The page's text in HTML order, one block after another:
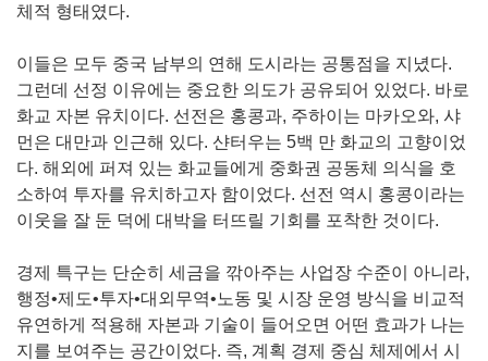
체적 형태였다.
이들은 모두 중국 남부의 연해 도시라는 공통점을 지녔다.
그런데 선정 이유에는 중요한 의도가 공유되어 있었다. 바로
화교 자본 유치이다. 선전은 홍콩과, 주하이는 마카오와, 샤
먼은 대만과 인근해 있다. 샨터우는 5백 만 화교의 고향이었
다. 해외에 퍼져 있는 화교들에게 중화권 공동체 의식을 호
소하여 투자를 유치하고자 함이었다. 선전 역시 홍콩이라는
이웃을 잘 둔 덕에 대박을 터뜨릴 기회를 포착한 것이다.
경제 특구는 단순히 세금을 깎아주는 사업장 수준이 아니라,
행정•제도•투자•대외무역•노동 및 시장 운영 방식을 비교적
유연하게 적용해 자본과 기술이 들어오면 어떤 효과가 나는
지를 보여주는 공간이었다. 즉, 계획 경제 중심 체제에서 시